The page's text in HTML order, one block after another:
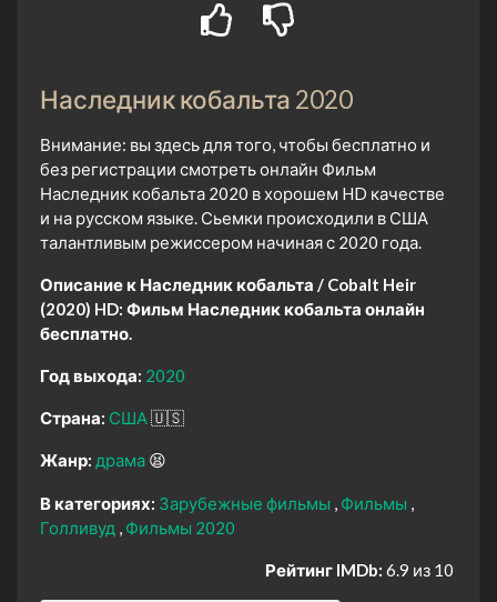
Наследник кобальта 2020
Внимание: вы здесь для того, чтобы бесплатно и
без регистрации смотреть онлайн Фильм
Наследник кобальта 2020 в хорошем HD качестве
и на русском языке. Сьемки происходили в США
талантливым режиссером начиная с 2020 года.
Описание к Наследник кобальта / Cobalt Heir
(2020) HD: Фильм Наследник кобальта онлайн
бесплатно.
Год выхода: 2020
Страна: США🇺🇸
Жанр: драма 😫
В категориях: Зарубежные фильмы
Фильмы
Голливуд
Фильмы 2020
Рейтинг IMDb: 6.9 из 10